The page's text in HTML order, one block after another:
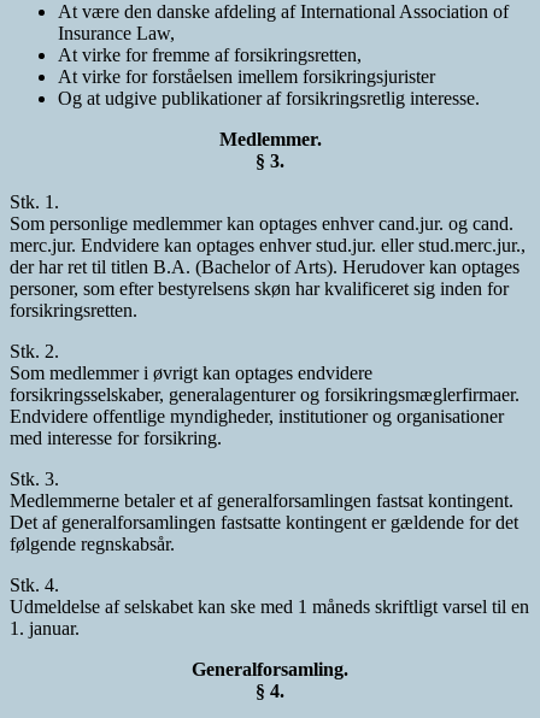
At være den danske afdeling af International Association of
Insurance Law,
At virke for fremme af forsikringsretten,
At virke for forståelsen imellem forsikringsjurister
Og at udgive publikationer af forsikringsretlig interesse.
Medlemmer.
§ 3.
Stk. 1.
Som personlige medlemmer kan optages enhver cand.jur. og cand.
merc.jur. Endvidere kan optages enhver stud.jur. eller stud.merc.jur.,
der har ret til titlen B.A. (Bachelor of Arts). Herudover kan optages
personer, som efter bestyrelsens skøn har kvalificeret sig inden for
forsikringsretten.
Stk. 2.
Som medlemmer i øvrigt kan optages endvidere
forsikringsselskaber, generalagenturer og forsikringsmæglerfirmaer.
Endvidere offentlige myndigheder, institutioner og organisationer
med interesse for forsikring.
Stk. 3.
Medlemmerne betaler et af generalforsamlingen fastsat kontingent.
Det af generalforsamlingen fastsatte kontingent er gældende for det
følgende regnskabsår.
Stk. 4.
Udmeldelse af selskabet kan ske med 1 måneds skriftligt varsel til en
1. januar.
Generalforsamling.
§ 4.